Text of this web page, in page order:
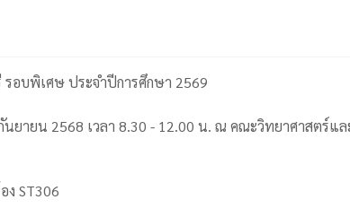
อบพิเศษ ประจำปีการศึกษา 2569
ายน 2568 เวลา 8.30 - 12.00 น. ณ คณะวิทยาศาสตร์แ
ง ST306